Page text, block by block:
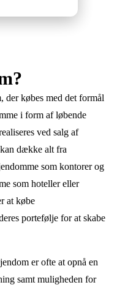
der købes med det formål
i form af løbende
ved salg af
dække alt fra
som kontorer og
som hoteller eller
at købe
portefølje for at skabe
er ofte at opnå en
samt muligheden for